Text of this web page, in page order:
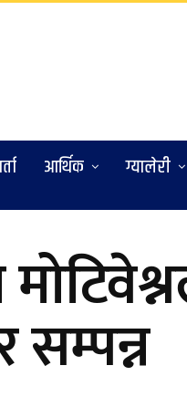
आर्थिक ग्यालेरी
सम्पन्न